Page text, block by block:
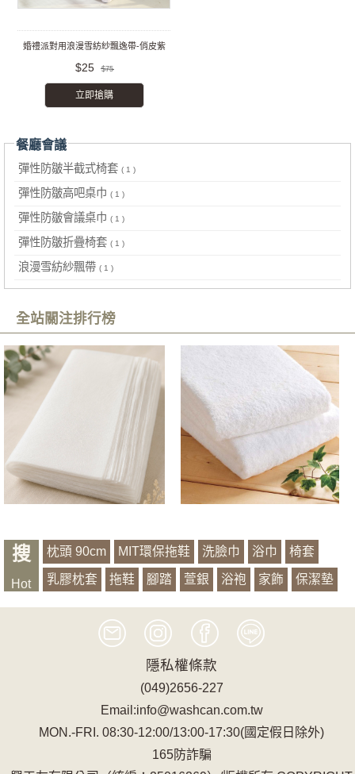
婚禮派對用浪漫雪紡紗飄逸帶-俏皮紫
$25 $75
立即搶購
餐廳會議
彈性防皺半截式椅套 ( 1 )
彈性防皺高吧桌巾 ( 1 )
彈性防皺會議桌巾 ( 1 )
彈性防皺折疊椅套 ( 1 )
浪漫雪紡紗飄帶 ( 1 )
全站關注排行榜
搜
Hot
枕頭 90cm MIT環保拖鞋 洗臉巾 浴巾 椅套
乳膠枕套 拖鞋 腳踏 萱銀 浴袍 家飾 保潔墊
抗蟎 枕頭 彈性桌巾 有機山蕉 記憶
隱私權條款
(049)2656-227
Email:info@washcan.com.tw
MON.-FRI. 08:30-12:00/13:00-17:30(國定假日除外)
165防詐騙